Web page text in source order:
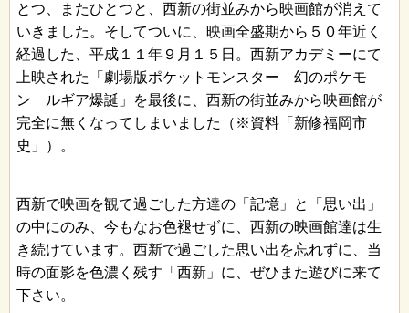
とつ、またひとつと、西新の街並みから映画館が消えて
いきました。そしてついに、映画全盛期から５０年近く
経過した、平成１１年９月１５日。西新アカデミーにて
上映された「劇場版ポケットモンスター 幻のポケモ
ン ルギア爆誕」を最後に、西新の街並みから映画館が
完全に無くなってしまいました（※資料「新修福岡市
史」）。
西新で映画を観て過ごした方達の「記憶」と「思い出」
の中にのみ、今もなお色褪せずに、西新の映画館達は生
き続けています。西新で過ごした思い出を忘れずに、当
時の面影を色濃く残す「西新」に、ぜひまた遊びに来て
下さい。